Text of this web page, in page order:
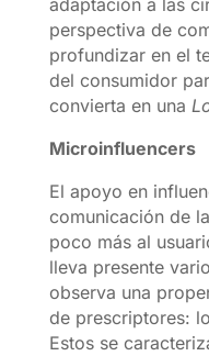
adaptación a las
perspectiva de
profundizar en el
del consumidor
convierta en una
Microinfluencers
El apoyo en
comunicación de
poco más al
lleva presente
observa una
de prescriptores:
Estos se